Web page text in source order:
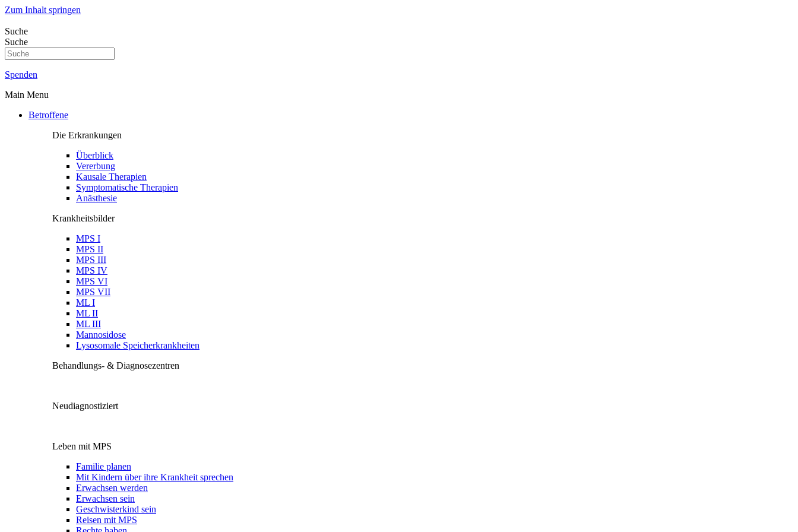
Zum Inhalt springen
Suche
Suche
Spenden
Main Menu
Betroffene
Die Erkrankungen
Überblick
Vererbung
Kausale Therapien
Symptomatische Therapien
Anästhesie
Krankheitsbilder
MPS I
MPS II
MPS III
MPS IV
MPS VI
MPS VII
ML I
ML II
ML III
Mannosidose
Lysosomale Speicherkrankheiten
Behandlungs- & Diagnosezentren
Neudiagnostiziert
Leben mit MPS
Familie planen
Mit Kindern über ihre Krankheit sprechen
Erwachsen werden
Erwachsen sein
Geschwisterkind sein
Reisen mit MPS